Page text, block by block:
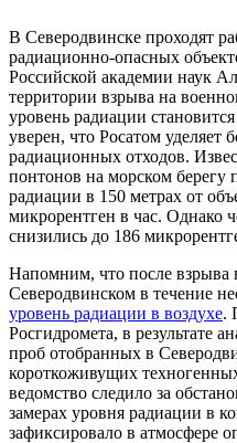
В Северодвинске проходят
радиационно-опасных
Российской академии наук
территории взрыва на
уровень радиации
уверен, что Росатом
радиационных отходов.
понтонов на морском берегу
радиации в 150 метрах от
микрорентген в час. Однако
снизились до 186
Напомним, что после взрыва
Северодвинском в течение
уровень радиации в воздухе.
Росгидромета, в результате
проб отобранных в
короткоживущих
ведомство следило за
замерах уровня радиации в
зафиксировало в атмосфере